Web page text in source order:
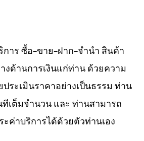
การ ซื้อ-ขาย-ฝาก-จำนำ สินค้า
งด้านการเงินแก่ท่าน ด้วยความ
ประเมินราคาอย่างเป็นธรรม ท่าน
เต็มจำนวน และ ท่านสามารถ
ค่าบริการได้ด้วยตัวท่านเอง